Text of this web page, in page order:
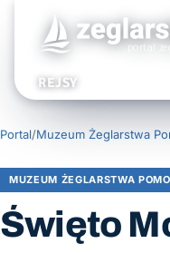
REJSY
Portal/Muzeum Żeglarstwa
MUZEUM ŻEGLARSTWA
Święto